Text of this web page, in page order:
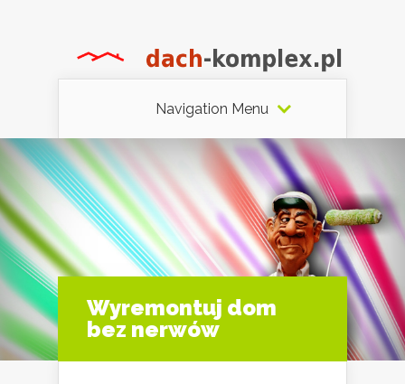
Navigation Menu
Wyremontuj dom
bez nerwów